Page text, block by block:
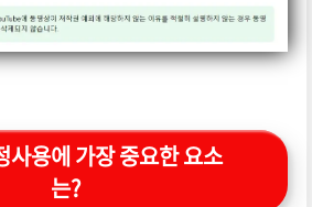
사용에 가장 중요한 요소
는?